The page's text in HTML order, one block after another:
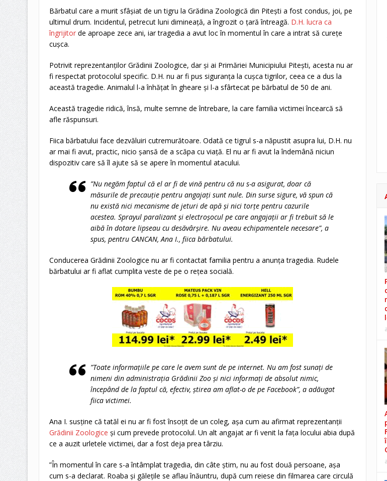
Bărbatul care a murit sfâșiat de un tigru la Grădina Zoologică din Pitești a fost condus, joi, pe
ultimul drum. Incidentul, petrecut luni dimineață, a îngrozit o țară întreagă. D.H. lucra ca
îngrijitorde aproape zece ani, iar tragedia a avut loc în momentul în care a intrat să curețe
cușca.
Potrivit reprezentanților Grădinii Zoologice, dar și ai Primăriei Municipiului Pitești, acesta nu ar
fi respectat protocolul specific. D.H. nu ar fi pus siguranța la cușca tigrilor, ceea ce a dus la
această tragedie. Animalul l-a înhățat în gheare și l-a sfârtecat pe bărbatul de 50 de ani.
Această tragedie ridică, însă, multe semne de întrebare, la care familia victimei încearcă să
afle răspunsuri.
Fiica bărbatului face dezvăluiri cutremurătoare. Odată ce tigrul s-a năpustit asupra lui, D.H. nu
ar mai fi avut, practic, nicio șansă de a scăpa cu viață. El nu ar fi avut la îndemână niciun
dispozitiv care să îl ajute să se apere în momentul atacului.
”Nu negăm faptul că el ar fi de vină pentru că nu s-a asigurat, doar că
măsurile de precauție pentru angajați sunt nule. Din surse sigure, vă spun că
nu există nici mecanisme de jeturi de apă și nici torțe pentru cazurile
acestea. Sprayul paralizant și electroșocul pe care angajații ar fi trebuit să le
aibă în dotare lipseau cu desăvârșire. Nu aveau echipamentele necesare”, a
spus, pentru CANCAN, Ana I., fiica bărbatului.
Conducerea Grădinii Zoologice nu ar fi contactat familia pentru a anunța tragedia. Rudele
bărbatului ar fi aflat cumplita veste de pe o rețea socială.
”Toate informațiile pe care le avem sunt de pe internet. Nu am fost sunați de
nimeni din administrația Grădinii Zoo și nici informați de absolut nimic,
începând de la faptul că, efectiv, știrea am aflat-o de pe Facebook”, a adăugat
fiica victimei.
Ana I. susține că tatăl ei nu ar fi fost însoțit de un coleg, așa cum au afirmat reprezentanții
Grădinii Zoologice și cum prevede protocolul. Un alt angajat ar fi venit la fața locului abia după
ce a auzit urletele victimei, dar a fost deja prea târziu.
”În momentul în care s-a întâmplat tragedia, din câte știm, nu au fost două persoane, așa
cum s-a declarat. Roaba și gălețile se aflau înăuntru, după cum reiese din filmarea care circulă